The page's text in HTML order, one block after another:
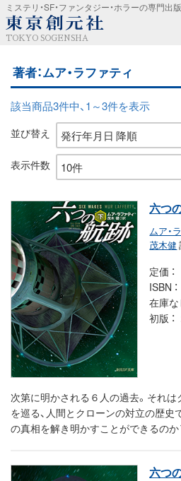
ミステリ・SF・ファンタジー・ホラーの専門出版
TOKYO SOGENSHA
著者：ムア・ラファティ
該当商品3件中、1～3件を表示
並び替え
表示件数
六つ
ムア・
茂木健
定価
ISBN
在庫な
初版
次第に明かされる６人の過去。それ
を巡る、人間とクローンの対立の歴
の真相を解き明かすことができるのか
六つ